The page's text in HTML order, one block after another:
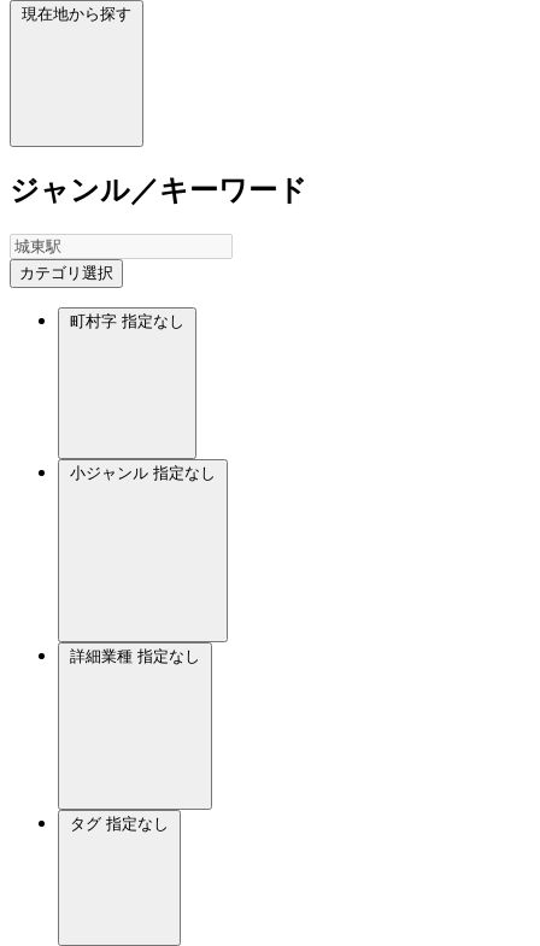
現在地から探す
ジャンル／キーワード
カテゴリ選択
町村字 指定なし
小ジャンル 指定なし
詳細業種 指定なし
タグ 指定なし